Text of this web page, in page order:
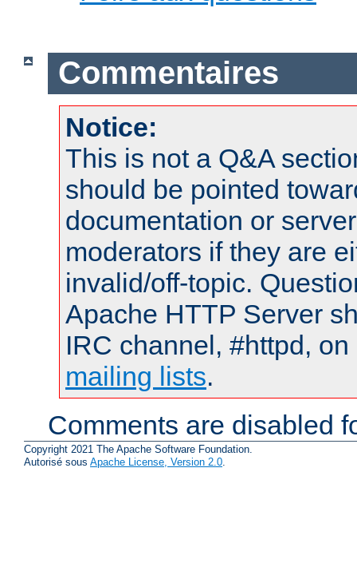
Commentaires
Notice:
This is not a Q&A
should be pointed
documentation or
moderators if they are
invalid/off-topic.
Apache HTTP Server
IRC channel, #httpd,
mailing lists.
Comments are disabled
Copyright 2021 The Apache Software Foundation.
Autorisé sous Apache License, Version 2.0.